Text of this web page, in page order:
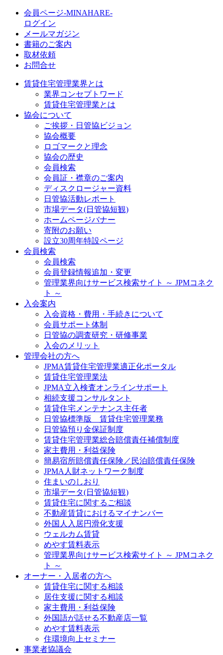
会員ページ-MINAHARE-
ログイン
メールマガジン
書籍のご案内
取材依頼
お問合せ
賃貸住宅管理業界とは
業界コンセプトワード
賃貸住宅管理業とは
協会について
ご挨拶・日管協ビジョン
協会概要
ロゴマークと理念
協会の歴史
会員検索
会員証・襟章のご案内
ディスクロージャー資料
日管協活動レポート
市場データ(日管協短観)
ホームページバナー
寄附のお願い
設立30周年特設ページ
会員検索
会員検索
会員登録情報追加・変更
管理業界向けサービス検索サイト ～ JPMコネク
ト ～
入会案内
入会資格・費用・手続きについて
会員サポート体制
日管協の調査研究・研修事業
入会のメリット
管理会社の方へ
JPMA賃貸住宅管理業適正化ポータル
賃貸住宅管理業法
JPMA立入検査オンラインサポート
相続支援コンサルタント
賃貸住宅メンテナンス主任者
日管協標準版 賃貸住宅管理業務
日管協預り金保証制度
賃貸住宅管理業総合賠償責任補償制度
家主費用・利益保険
簡易宿所賠償責任保険／民泊賠償責任保険
JPMA人財ネットワーク制度
住まいのしおり
市場データ(日管協短観)
賃貸住宅に関するご相談
不動産賃貸におけるマイナンバー
外国人入居円滑化支援
ウェルカム賃貸
めやす賃料表示
管理業界向けサービス検索サイト ～ JPMコネク
ト ～
オーナー・入居者の方へ
賃貸住宅に関する相談
居住支援に関する相談
家主費用・利益保険
外国語が話せる不動産店一覧
めやす賃料表示
住環境向上セミナー
事業者協議会